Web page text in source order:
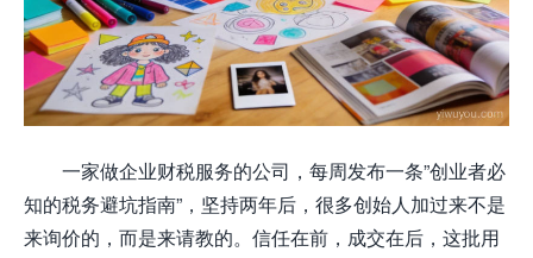
一家做企业财税服务的公司，每周发布一条”创业者必
知的税务避坑指南”，坚持两年后，很多创始人加过来不是
来询价的，而是来请教的。信任在前，成交在后，这批用